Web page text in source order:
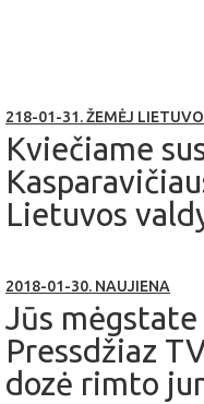
218-01-31. ŽEMĖJ
Kviečiame
Lietuvos
2018-01-30. NAUJIENA
Jūs mėgstate
Pressdžiaz
dozė rimto